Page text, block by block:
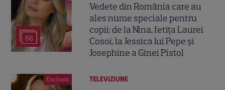
68
Vedete din România care au
ales nume speciale pentru
copii: de la Nina, fetița Laurei
Cosoi, la Jessica lui Pepe și
Josephine a Ginei Pistol
Exclusiv TELEVIZIUNE